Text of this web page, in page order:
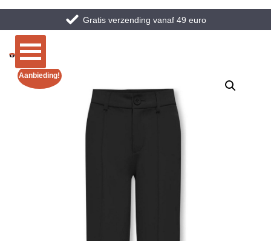
Gratis verzending vanaf 49 euro
Aanbieding!